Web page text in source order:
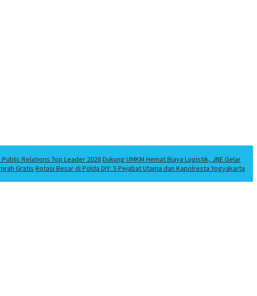
Relations Top Leader 2026Dukung UMKM Hemat Biaya Logistik, JNE Gelar
Gratis Rotasi Besar di Polda DIY: 5 Pejabat Utama dan Kapolresta Yogyakarta